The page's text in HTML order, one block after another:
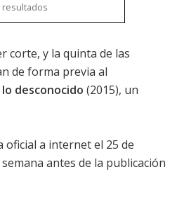
resultados
corte, y la quinta de las
de forma previa al
lo desconocido (2015), un
oficial a internet el 25 de
antes de la publicación